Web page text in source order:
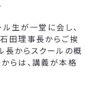
生が一堂に会し、
田理事長からご挨
長からスクールの概
らは、講義が本格